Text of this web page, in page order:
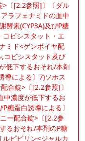
>〔[2.2参照]〕〔ダル
ラフェナミドの血中
酵素(CYP3A)及びP糖
ビシスタット・エ
ミド<ゲンボイヤ配
コビシスタット及び
低下するおそれ/本剤
導による〕7)ソホス
合錠>〔[2.2参照]〕
中濃度が低下するお
糖蛋白誘導による〕
ー配合錠>〔[2.2参
るおそれ/本剤のP糖
ピビリン<ジャルカ